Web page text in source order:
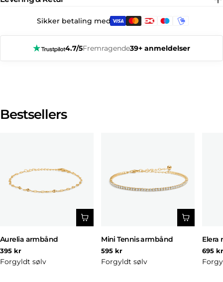
Sikker betaling med:
4.7/5Fremragende39+ anmeldelser
Bestsellers
Aurelia armbånd
Normal
pris
395 kr
Forgyldt sølv
Mini Tennis armbånd
Normal
pris
595 kr
Forgyldt sølv
Elera
pris
695